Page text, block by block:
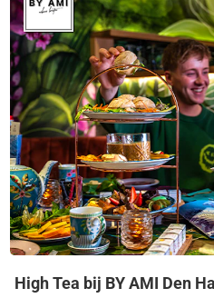
High Tea bij BY AMI Den